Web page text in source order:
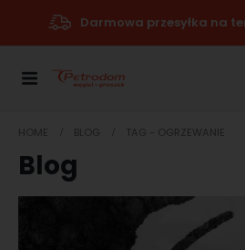
Darmowa przesyłka na
HOME BLOG TAG - OGRZEWANIE
Blog